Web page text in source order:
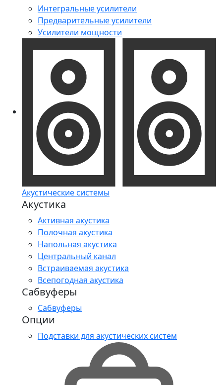
Интегральные усилители
Предварительные усилители
Усилители мощности
Акустические системы
Акустика
Активная акустика
Полочная акустика
Напольная акустика
Центральный канал
Встраиваемая акустика
Всепогодная акустика
Сабвуферы
Сабвуферы
Опции
Подставки для акустических систем